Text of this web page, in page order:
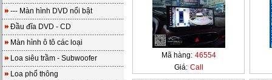
--- Màn hình DVD nổi bật
Đầu đĩa DVD - CD
Màn hình ô tô các loại
Loa siêu trầm - Subwoofer
Loa phổ thông
Mã hàng: 46554
Giá: Call